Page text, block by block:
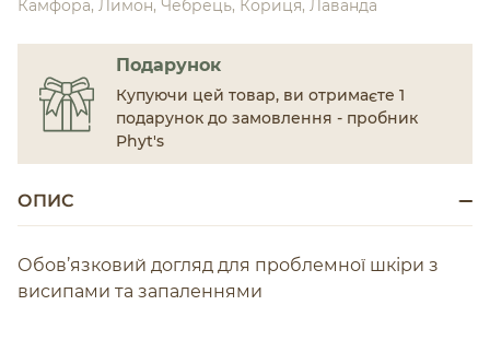
Камфора, Лимон, Чебрець, Кориця, Лаванда
Подарунок
Купуючи цей товар, ви отримаєте 1
подарунок до замовлення - пробник
Phyt's
ОПИС
Обов’язковий догляд для проблемної шкіри з
висипами та запаленнями